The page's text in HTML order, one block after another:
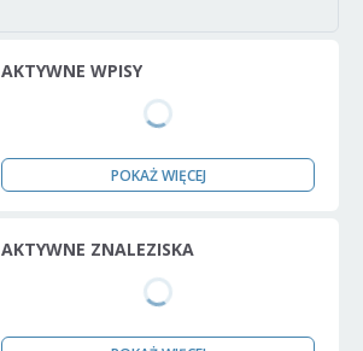
AKTYWNE WPISY
POKAŻ WIĘCEJ
AKTYWNE ZNALEZISKA